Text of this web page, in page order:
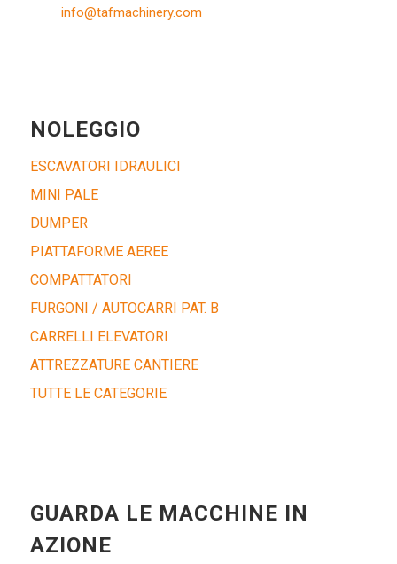
info@tafmachinery.com
NOLEGGIO
ESCAVATORI IDRAULICI
MINI PALE
DUMPER
PIATTAFORME AEREE
COMPATTATORI
FURGONI / AUTOCARRI PAT. B
CARRELLI ELEVATORI
ATTREZZATURE CANTIERE
TUTTE LE CATEGORIE
GUARDA LE MACCHINE IN
AZIONE